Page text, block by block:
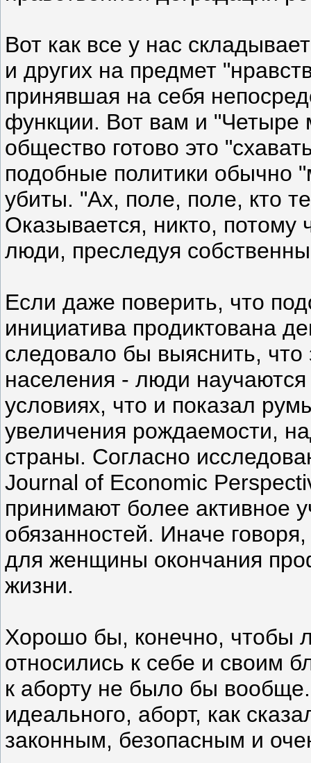
Вот как все у нас
и других на предмет
принявшая на себя
функции. Вот вам и "Четыре
общество готово это
подобные политики обычно
убиты. "Ах, поле, поле, кто
Оказывается, никто,
люди, преследуя
Если даже поверить, что
инициатива продиктована
следовало бы выяснить, что
населения - люди
условиях, что и показал
увеличения рождаемости,
страны. Согласно
Journal of Economic
принимают более активное
обязанностей. Иначе
для женщины окончания
жизни.
Хорошо бы, конечно, чтобы
относились к себе и своим
к аборту не было бы
идеального, аборт, как
законным, безопасным и